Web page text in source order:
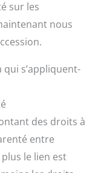
sur les
nous
qui s’appliquent-
des droits à
entre
le lien est